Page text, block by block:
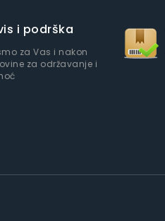
i podrška
za Vas i nakon
za održavanje i